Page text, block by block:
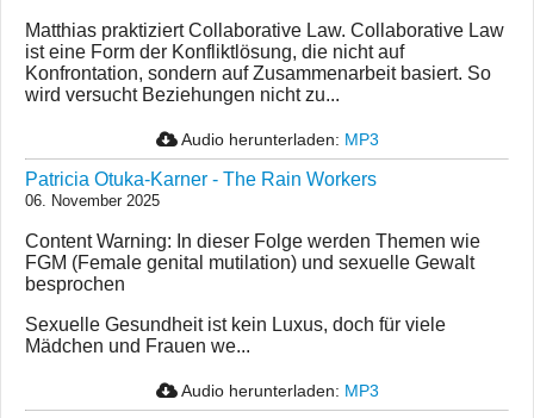
Matthias praktiziert Collaborative Law. Collaborative Law
ist eine Form der Konfliktlösung, die nicht auf
Konfrontation, sondern auf Zusammenarbeit basiert. So
wird versucht Beziehungen nicht zu...
Audio herunterladen: MP3
Patricia Otuka-Karner - The Rain Workers
06. November 2025
Content Warning: In dieser Folge werden Themen wie
FGM (Female genital mutilation) und sexuelle Gewalt
besprochen
Sexuelle Gesundheit ist kein Luxus, doch für viele
Mädchen und Frauen we...
Audio herunterladen: MP3